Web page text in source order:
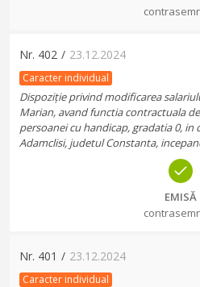
Nr. 402 / 23.12.2024
Caracter individual
Dispoziție privind modificarea
Marian, avand functia contractuala
persoanei cu handicap, gradatia 0,
Adamclisi, judetul Constanta,
EMISĂ
Nr. 401 / 23.12.2024
Caracter individual